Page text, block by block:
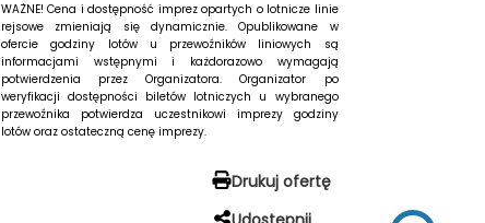
WAŻNE! Cena i dostępność imprez opartych o lotnicze linie
rejsowe zmieniają się dynamicznie. Opublikowane w
ofercie godziny lotów u przewoźników liniowych są
informacjami wstępnymi i każdorazowo wymagają
potwierdzenia przez Organizatora. Organizator po
weryfikacji dostępności biletów lotniczych u wybranego
przewoźnika potwierdza uczestnikowi imprezy godziny
lotów oraz ostateczną cenę imprezy.
Drukuj ofertę